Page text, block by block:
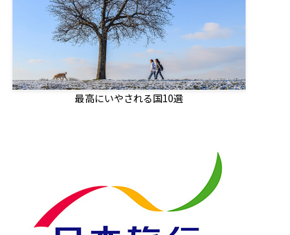
最高にいやされる国10選